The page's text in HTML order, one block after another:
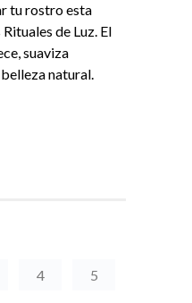
tu rostro esta
de Luz. El
suaviza
natural.
4
5